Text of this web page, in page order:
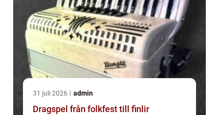
31 juli 2026 admin
Dragspel från folkfest till finlir